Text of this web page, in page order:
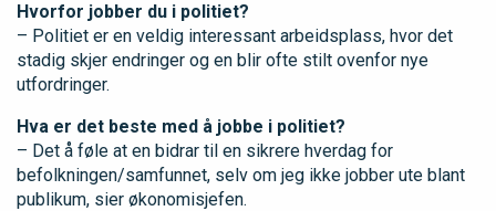
Hvorfor jobber du i politiet?
– Politiet er en veldig interessant arbeidsplass, hvor det
stadig skjer endringer og en blir ofte stilt ovenfor nye
utfordringer.
Hva er det beste med å jobbe i politiet?
– Det å føle at en bidrar til en sikrere hverdag for
befolkningen/samfunnet, selv om jeg ikke jobber ute blant
publikum, sier økonomisjefen.